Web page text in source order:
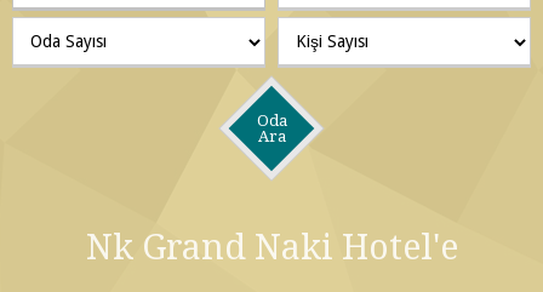
Nk Grand Naki Hotel'e